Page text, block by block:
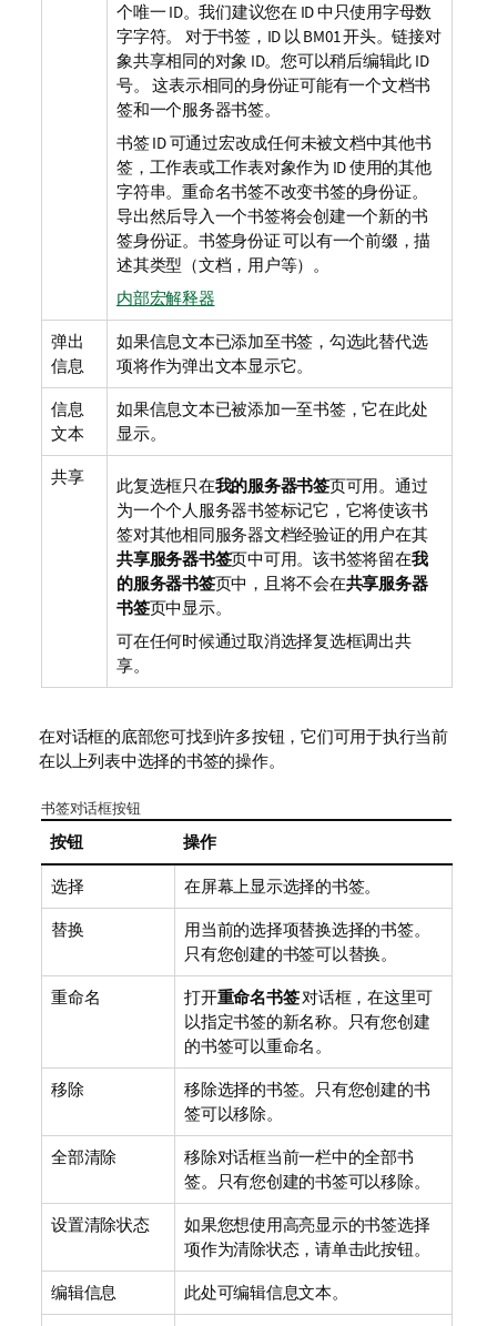
个唯一 ID。我们建议您在 ID 中只使用字母数
字字符。 对于书签，ID 以 BM01 开头。链接对
象共享相同的对象 ID。您可以稍后编辑此 ID
号。 这表示相同的身份证可能有一个文档书
签和一个服务器书签。
书签 ID 可通过宏改成任何未被文档中其他书
签，工作表或工作表对象作为 ID 使用的其他
字符串。重命名书签不改变书签的身份证。
导出然后导入一个书签将会创建一个新的书
签身份证。书签身份证 可以有一个前缀，描
述其类型（文档，用户等）。
内部宏解释器
弹出
信息
如果信息文本已添加至书签，勾选此替代选
项将作为弹出文本显示它。
信息
文本
如果信息文本已被添加一至书签，它在此处
显示。
共享 此复选框只在我的服务器书签页可用。通过
为一个个人服务器书签标记它，它将使该书
签对其他相同服务器文档经验证的用户在其
共享服务器书签页中可用。该书签将留在我
的服务器书签页中，且将不会在共享服务器
书签页中显示。
可在任何时候通过取消选择复选框调出共
享。
在对话框的底部您可找到许多按钮，它们可用于执行当前
在以上列表中选择的书签的操作。
书签对话框按钮
按钮 操作
选择 在屏幕上显示选择的书签。
替换
用当前的选择项替换选择的书签。
只有您创建的书签可以替换。
重命名 打开重命名书签对话框，在这里可
以指定书签的新名称。只有您创建
的书签可以重命名。
移除
移除选择的书签。只有您创建的书
签可以移除。
全部清除
移除对话框当前一栏中的全部书
签。只有您创建的书签可以移除。
设置清除状态
如果您想使用高亮显示的书签选择
项作为清除状态，请单击此按钮。
编辑信息 此处可编辑信息文本。